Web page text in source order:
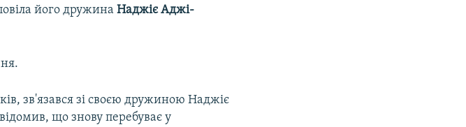
його дружинаНаджіє Аджі-
зв'язався зі своєю дружиною Наджіє
що знову перебуває у